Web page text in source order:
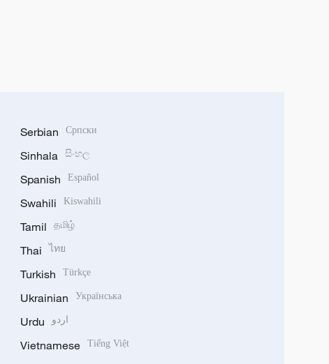
Serbian Српски
Sinhala සිංහල
Spanish Español
Swahili Kiswahili
Tamil தமிழ்
Thai ไทย
Turkish Türkçe
Ukrainian Українська
Urdu اردو
Vietnamese Tiếng Việt